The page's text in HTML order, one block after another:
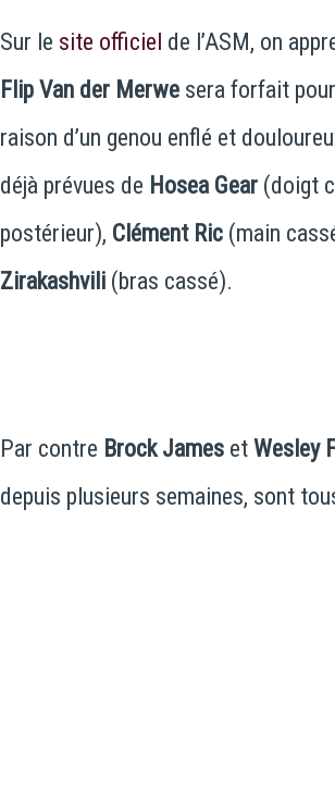
Sur le site officiel de l’ASM, on
Flip Van der Merwe sera forfait
raison d’un genou enflé et
déjà prévues de Hosea Gear (doigt
postérieur), Clément Ric (main
Zirakashvili (bras cassé).
Par contre Brock James et Wesley
depuis plusieurs semaines, sont